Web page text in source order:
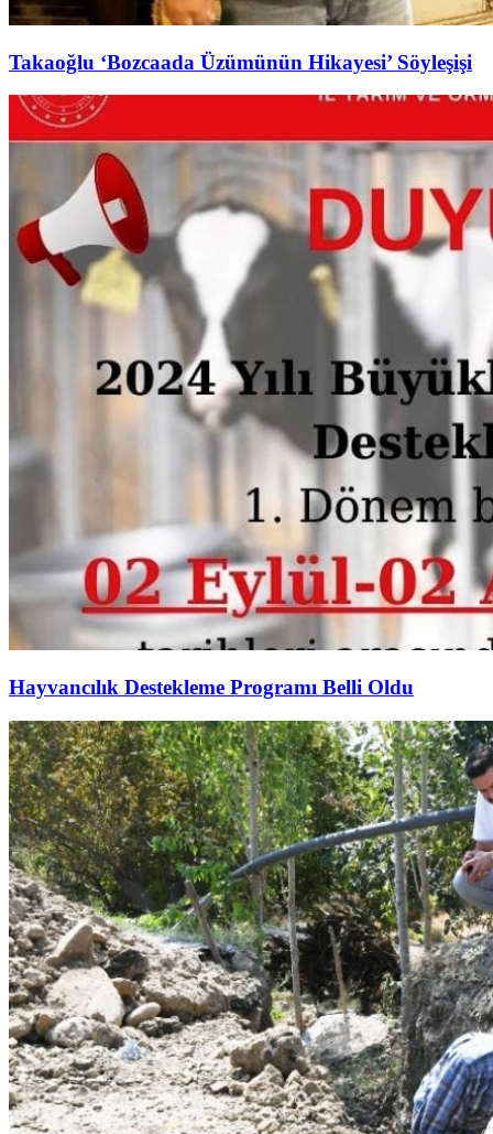
Takaoğlu ‘Bozcaada Üzümünün Hikayesi’ Söyleşişi
Hayvancılık Destekleme Programı Belli Oldu